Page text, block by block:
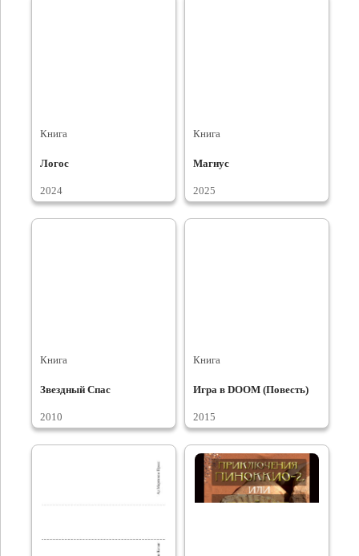
Книга
Логос
2024
Книга
Магнус
2025
Книга
Звездный Спас
2010
Книга
Игра в DOOM (Повесть)
2015